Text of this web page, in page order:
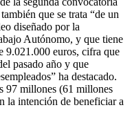
que se trata “de un
diseñado por la
Autónomo, y que tiene
9.021.000 euros, cifra que
pasado año y que
ha destacado.
97 millones (61 millones
la intención de beneficiar a